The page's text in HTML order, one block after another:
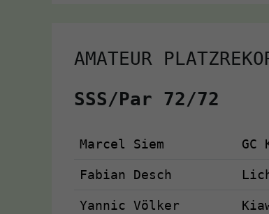
AMATEUR
SSS/Par 72/72
Marcel Siem GC
Fabian Desch
Yannic Völker